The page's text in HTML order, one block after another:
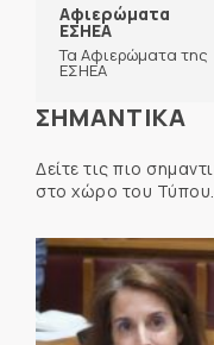
Αφιερώματα
ΕΣΗΕΑ
Τα Αφιερώματα της
ΕΣΗΕΑ
ΣΗΜΑΝΤΙΚΑ
Δείτε τις πιο
στο χώρο του Τύπου.